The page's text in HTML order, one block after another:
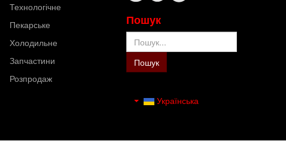
Технологічне
Пекарське
Холодильне
Запчастини
Розпродаж
Пошук
Пошук
Пошук
Українська